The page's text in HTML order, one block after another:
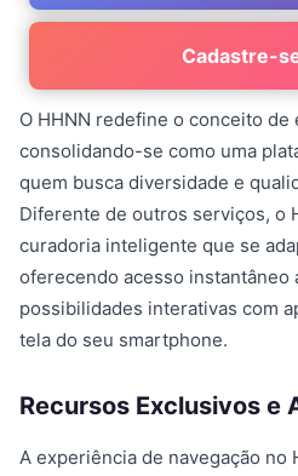
Cadastre-
O HHNN redefine o conceito
consolidando-se como uma
quem busca diversidade e
Diferente de outros serviços, o
curadoria inteligente que se
oferecendo acesso instantâneo
possibilidades interativas com
tela do seu smartphone.
Recursos Exclusivos e
A experiência de navegação no